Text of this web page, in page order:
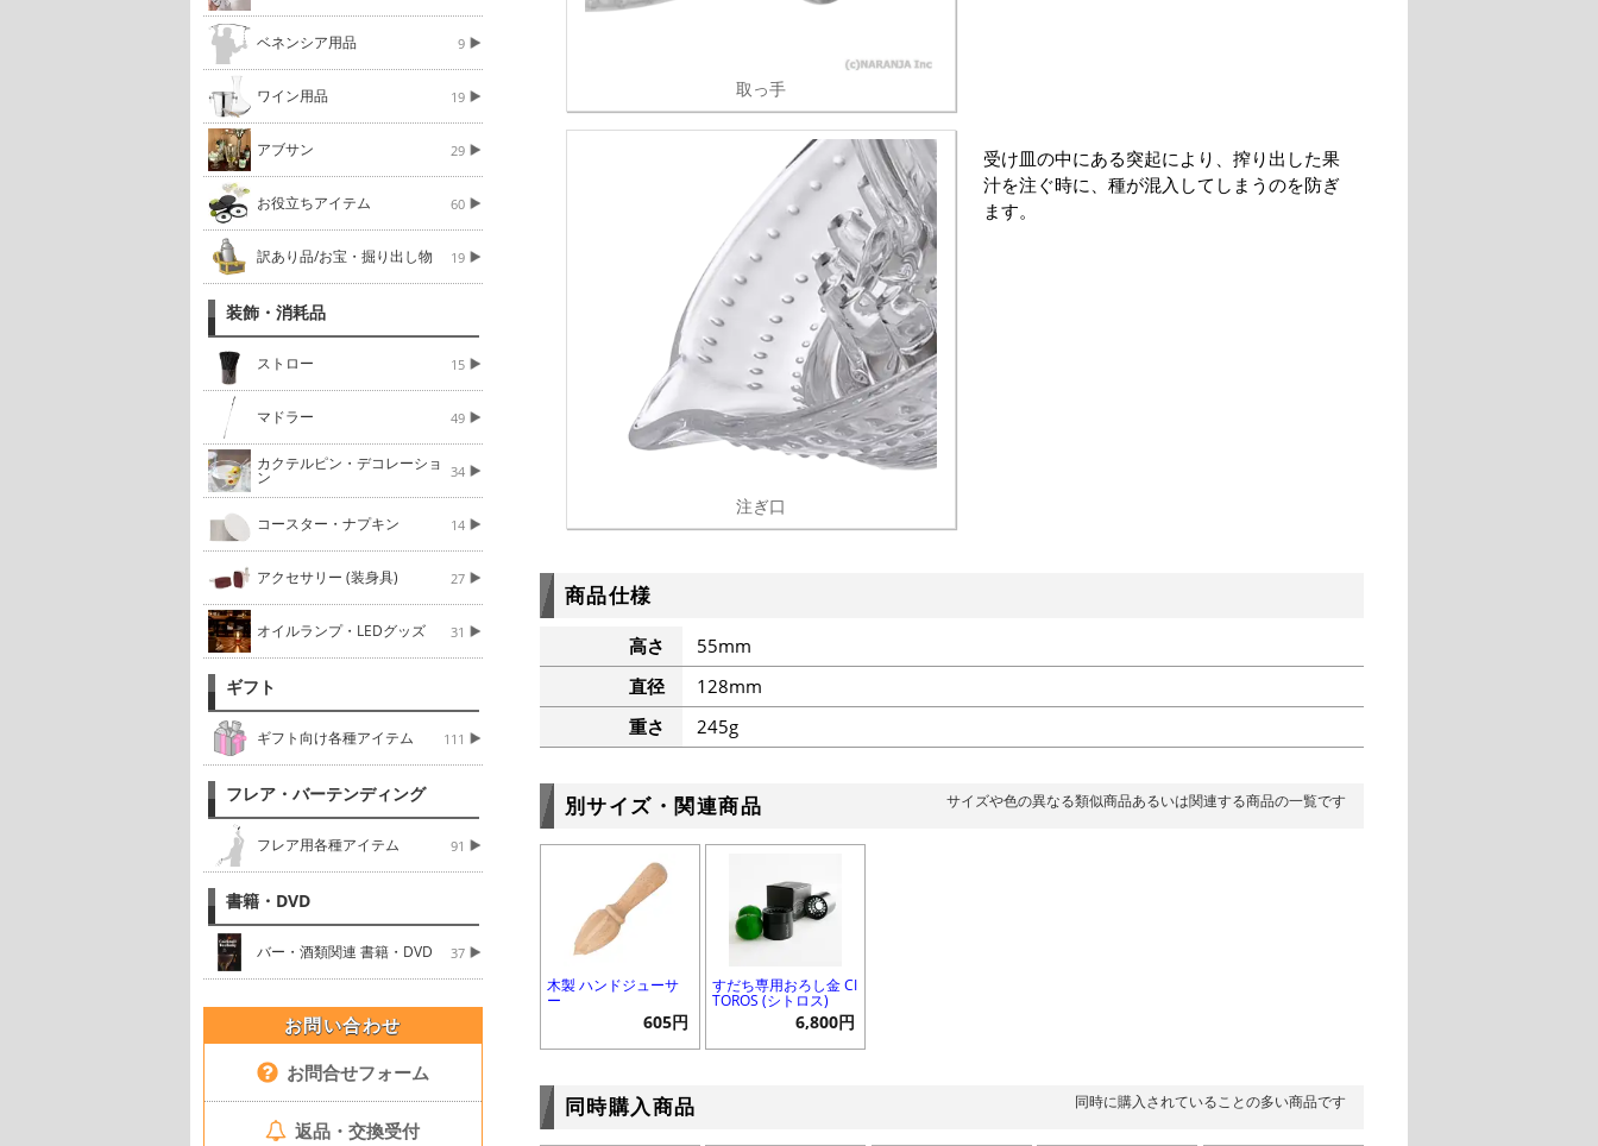
ベネンシア用品 9
ワイン用品 19
アブサン 29
お役立ちアイテム 60
訳あり品/お宝・掘り出し物 19
装飾・消耗品
ストロー 15
マドラー 49
カクテルピン・デコレーショ
ン 34
コースター・ナプキン 14
アクセサリー (装身具) 27
オイルランプ・LEDグッズ 31
ギフト
ギフト向け各種アイテム 111
フレア・バーテンディング
フレア用各種アイテム 91
書籍・DVD
バー・酒類関連 書籍・DVD 37
お問い合わせ
お問合せフォーム
返品・交換受付
取っ手
注ぎ口
受け皿の中にある突起により、搾り出した果
汁を注ぐ時に、種が混入してしまうのを防ぎ
ます。
商品仕様
高さ
55mm
直径
128mm
重さ
245g
別サイズ・関連商品 サイズや色の異なる類似商品あるいは関連する商品の一覧です
木製 ハンドジューサ
ー
605円
すだち専用おろし金 CI
TOROS (シトロス)
6,800円
同時購入商品 同時に購入されていることの多い商品です